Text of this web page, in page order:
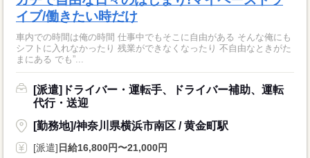
イブ/働きたい時だけ
車内での時間は俺の時間 仕事中でもそこに自由がある そんな俺にも
シフトに入れなかったり 残業ができなくなったり 不自由なときがた
まにある でも”...
[派遣]ドライバー・運転手、ドライバー補助、運転
代行・送迎
[勤務地]/神奈川県横浜市南区 / 黄金町駅
[派遣]日給16,800円〜21,000円